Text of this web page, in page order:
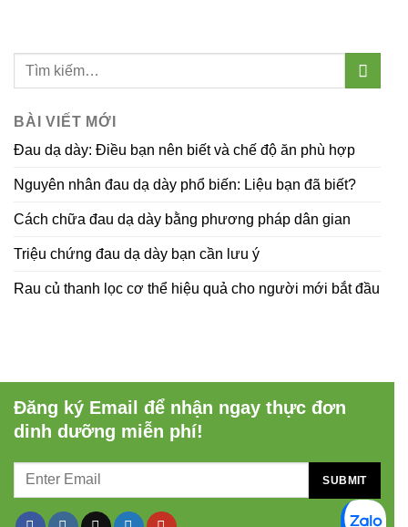
BÀI VIẾT MỚI
Đau dạ dày: Điều bạn nên biết và chế độ ăn phù hợp
Nguyên nhân đau dạ dày phổ biến: Liệu bạn đã biết?
Cách chữa đau dạ dày bằng phương pháp dân gian
Triệu chứng đau dạ dày bạn cần lưu ý
Rau củ thanh lọc cơ thể hiệu quả cho người mới bắt đầu
Đăng ký Email để nhận ngay thực đơn
dinh dưỡng miễn phí!